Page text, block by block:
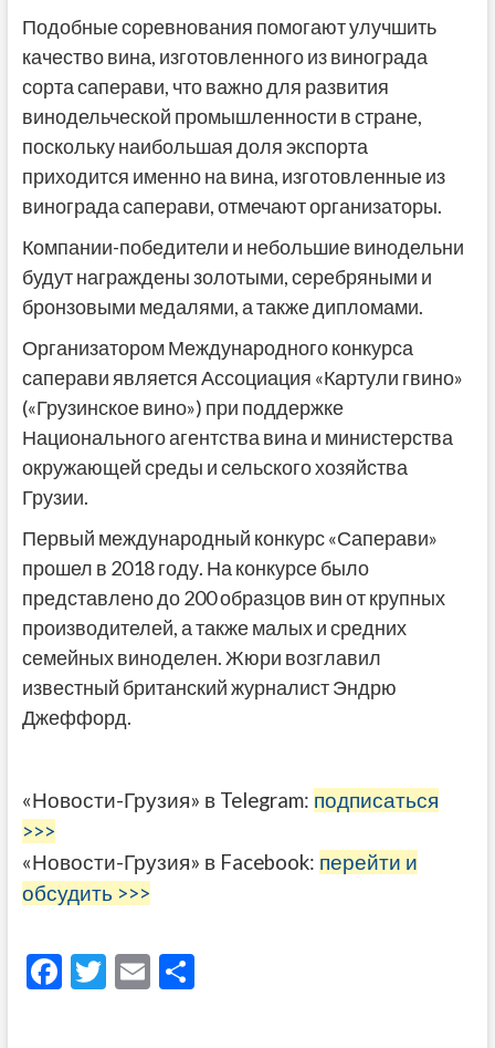
Подобные соревнования помогают улучшить
качество вина, изготовленного из винограда
сорта саперави, что важно для развития
винодельческой промышленности в стране,
поскольку наибольшая доля экспорта
приходится именно на вина, изготовленные из
винограда саперави, отмечают организаторы.
Компании-победители и небольшие винодельни
будут награждены золотыми, серебряными и
бронзовыми медалями, а также дипломами.
Организатором Международного конкурса
саперави является Ассоциация «Картули гвино»
(«Грузинское вино») при поддержке
Национального агентства вина и министерства
окружающей среды и сельского хозяйства
Грузии.
Первый международный конкурс «Саперави»
прошел в 2018 году. На конкурсе было
представлено до 200 образцов вин от крупных
производителей, а также малых и средних
семейных виноделен. Жюри возглавил
известный британский журналист Эндрю
Джеффорд.
«Новости-Грузия» в Telegram: подписаться
>>>
«Новости-Грузия» в Facebook: перейти и
обсудить >>>
F T E О